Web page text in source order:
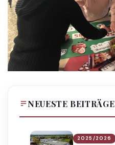
NEUESTE BEITRÄGE
2025/2026